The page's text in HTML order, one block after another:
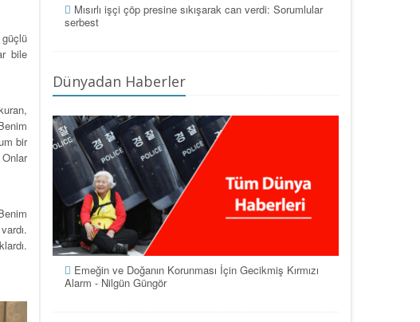
bile
bir
Mısırlı işçi çöp presine sıkışarak can verdi: Sorumlular
serbest
Dünyadan Haberler
Emeğin ve Doğanın Korunması İçin Gecikmiş Kırmızı
Alarm - Nilgün Güngör